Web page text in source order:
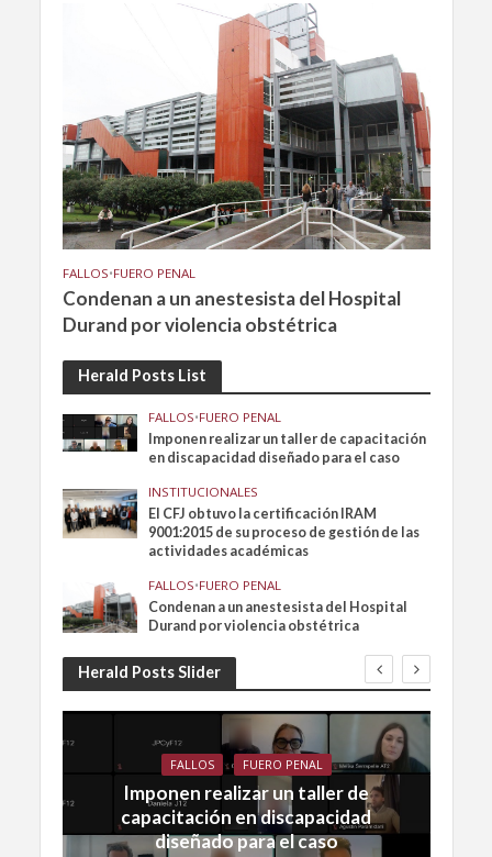
FALLOS•FUERO PENAL
Condenan a un anestesista del Hospital
Durand por violencia obstétrica
Herald Posts List
FALLOS•FUERO PENAL
Imponen realizar un taller de capacitación
en discapacidad diseñado para el caso
INSTITUCIONALES
El CFJ obtuvo la certificación IRAM
9001:2015 de su proceso de gestión de las
actividades académicas
FALLOS•FUERO PENAL
Condenan a un anestesista del Hospital
Durand por violencia obstétrica
Herald Posts Slider
FALLOS FUERO PENAL
Imponen realizar un taller de
capacitación en discapacidad
diseñado para el caso